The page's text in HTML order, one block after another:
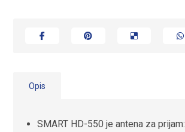
Opis
SMART HD-550 je antena za prijam: